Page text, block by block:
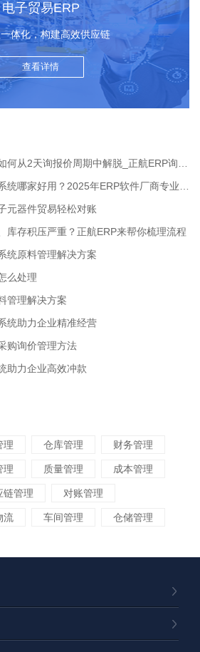
电子贸易ERP
体化，构建高效供应链
查看详情
电子元器件贸易企业如何从2天询报价周期中解脱_正航ERP询价协同方案
电子元器件贸易ERP系统哪家好用？2025年ERP软件厂商专业解析
元器件贸易轻松对账
库存积压严重？正航ERP来帮你梳理流程
统原料管理解决方案
么处理
管理解决方案
统助力企业精准经营
购询价管理方法
助力企业高效冲款
理 仓库管理 财务管理
理 质量管理 成本管理
链管理 对账管理
流 车间管理 仓储管理